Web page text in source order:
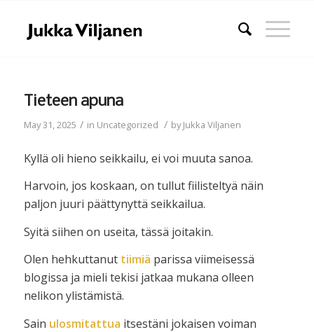
Tieteen apuna
May 31, 2025 / in Uncategorized / byJukka Viljanen
Kyllä oli hieno seikkailu, ei voi muuta sanoa.
Harvoin, jos koskaan, on tullut fiilisteltyä näin
paljon juuri päättynyttä seikkailua.
Syitä siihen on useita, tässä joitakin.
Olen hehkuttanut tiimiä parissa viimeisessä
blogissa ja mieli tekisi jatkaa mukana olleen
nelikon ylistämistä.
Sain ulosmitattua itsestäni jokaisen voiman